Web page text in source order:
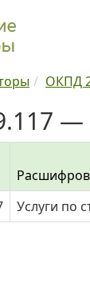
ОКПД
—
Услуги по